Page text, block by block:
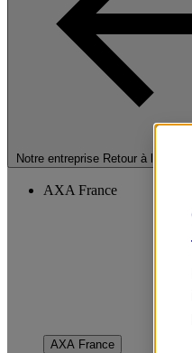
Notre entreprise Retour à la
AXA France
AXA France